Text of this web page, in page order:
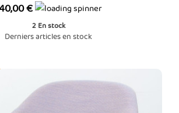
€
2 En stock
Derniers articles en stock